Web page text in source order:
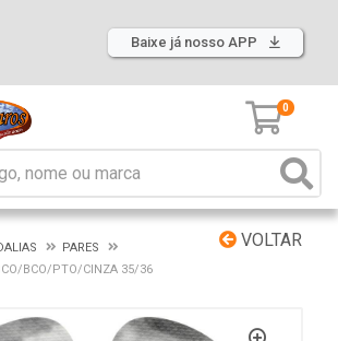
Baixe já nosso APP
0
VOLTAR
PARES
BCO/PTO/CINZA 35/36